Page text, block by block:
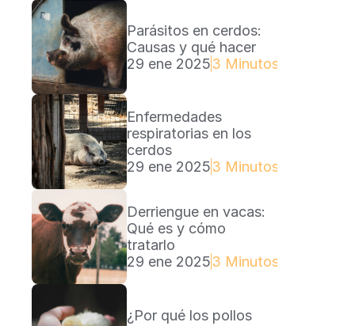
Parásitos en cerdos:
Causas y qué hacer
29 ene 20253 Minutos Lectura
Enfermedades
respiratorias en los
cerdos
29 ene 20253 Minutos Lectura
Derriengue en vacas:
Qué es y cómo
tratarlo
29 ene 20253 Minutos Lectura
¿Por qué los pollos